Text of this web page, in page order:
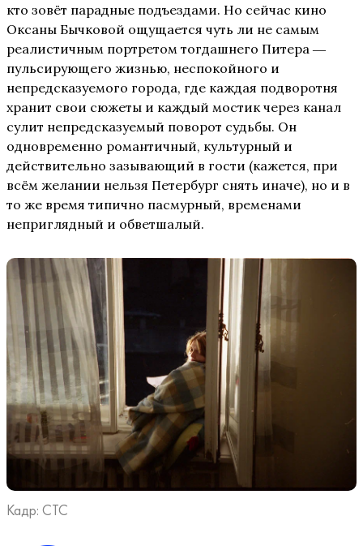
кто зовёт парадные подъездами. Но сейчас кино
Оксаны Бычковой ощущается чуть ли не самым
реалистичным портретом тогдашнего Питера ―
пульсирующего жизнью, неспокойного и
непредсказуемого города, где каждая подворотня
хранит свои сюжеты и каждый мостик через канал
сулит непредсказуемый поворот судьбы. Он
одновременно романтичный, культурный и
действительно зазывающий в гости (кажется, при
всём желании нельзя Петербург снять иначе), но и в
то же время типично пасмурный, временами
неприглядный и обветшалый.
Кадр: СТС